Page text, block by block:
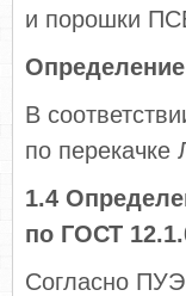
и порошки
В
по перекачке
1.4
по ГОСТ
Согласно